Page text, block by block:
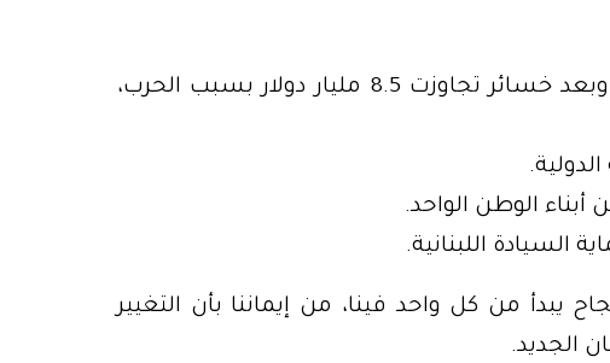
بعد أكثر من عامين من الجمود السياسي، وبعد خسائر تجاوزت 8.5 مليار دولار بسبب الحرب،
يبدأ من كل واحد فينا، من إيماننا بأن التغيير
الجديد.